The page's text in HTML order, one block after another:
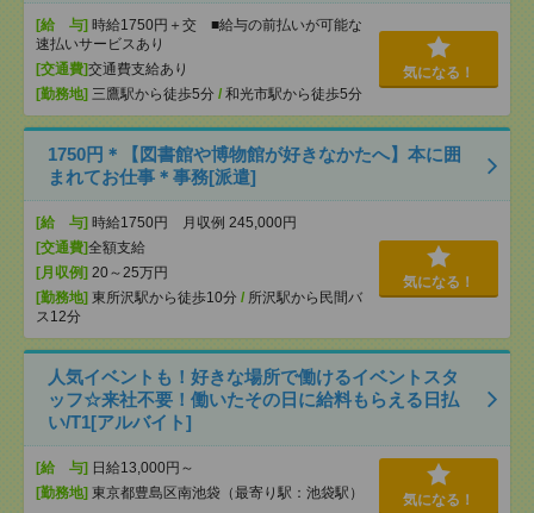
[給 与] 時給1750円＋交 ■給与の前払いが可能な
速払いサービスあり
[交通費]交通費支給あり
[勤務地] 三鷹駅から徒歩5分 / 和光市駅から徒歩5分
気になる！
1750円＊【図書館や博物館が好きなかたへ】本に囲
まれてお仕事＊事務[派遣]
[給 与] 時給1750円 月収例 245,000円
[交通費]全額支給
[月収例] 20～25万円
[勤務地] 東所沢駅から徒歩10分 / 所沢駅から民間バ
ス12分
気になる！
人気イベントも！好きな場所で働けるイベントスタ
ッフ☆来社不要！働いたその日に給料もらえる日払
い/T1[アルバイト]
[給 与] 日給13,000円～
[勤務地] 東京都豊島区南池袋（最寄り駅：池袋駅） 気になる！